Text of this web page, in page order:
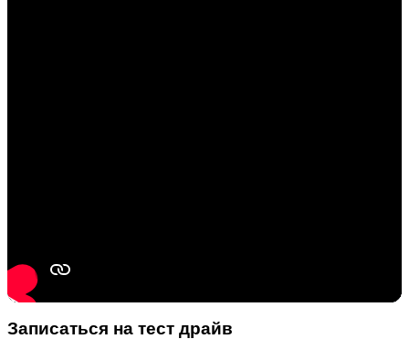
Записаться на тест драйв